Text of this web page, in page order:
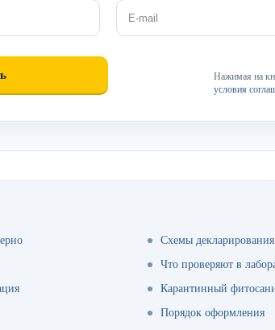
Нажимая на
условия
Схемы декларирования
Что проверяют в
Карантинный
Порядок оформления